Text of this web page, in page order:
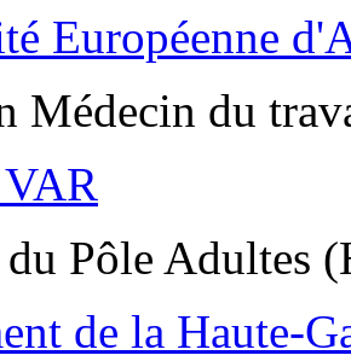
Européenne
Médecin du
Pôle Adultes
de la Haute-